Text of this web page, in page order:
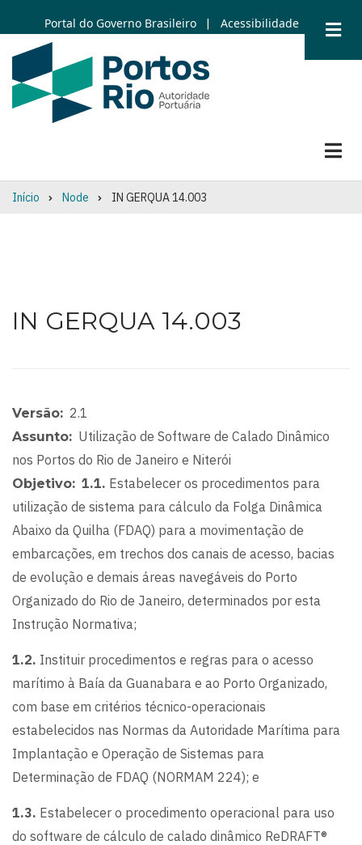
to
main
content
Portal do Governo Brasileiro | Acessibilidade
Breadcrumb
Início Node IN GERQUA 14.003
IN GERQUA 14.003
Versão 2.1
Assunto
Utilização de Software de Calado Dinâmico
nos Portos do Rio de Janeiro e Niterói
Objetivo 1.1. Estabelecer os procedimentos para
utilização de sistema para cálculo da Folga Dinâmica
Abaixo da Quilha (FDAQ) para a movimentação de
embarcações, em trechos dos canais de acesso, bacias
de evolução e demais áreas navegáveis do Porto
Organizado do Rio de Janeiro, determinados por esta
Instrução Normativa;
1.2. Instituir procedimentos e regras para o acesso
marítimo à Baía da Guanabara e ao Porto Organizado,
com base em critérios técnico-operacionais
estabelecidos nas Normas da Autoridade Marítima para
Implantação e Operação de Sistemas para
Determinação de FDAQ (NORMAM 224); e
1.3. Estabelecer o procedimento operacional para uso
do software de cálculo de calado dinâmico ReDRAFT®